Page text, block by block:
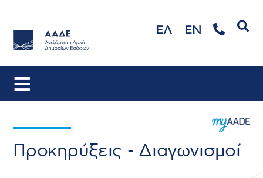
ΕΛ EN
Προκηρύξεις - Διαγωνισμοί